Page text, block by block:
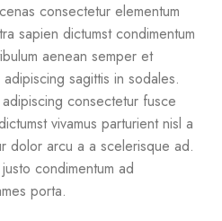
consectetur elementum
sapien dictumst condimentum
aenean semper et
sagittis in sodales.
consectetur fusce
vivamus parturient nisl a
dolor arcu a a scelerisque ad.
condimentum ad
porta.